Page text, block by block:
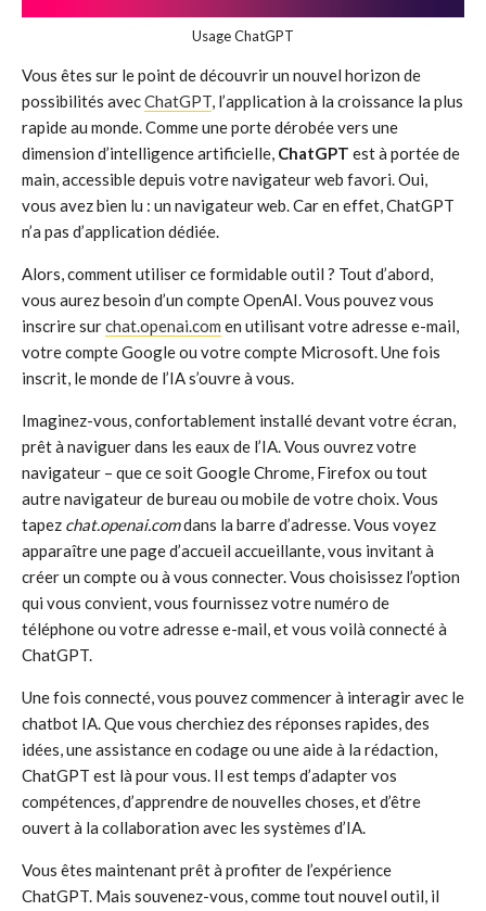
Usage ChatGPT
Vous êtes sur le point de découvrir un nouvel horizon de
possibilités avecChatGPT , l’application à la croissance la plus
rapide au monde. Comme une porte dérobée vers une
dimension d’intelligence artificielle, ChatGPT est à portée de
main, accessible depuis votre navigateur web favori. Oui,
vous avez bien lu : un navigateur web. Car en effet, ChatGPT
n’a pas d’application dédiée.
Alors, comment utiliser ce formidable outil ? Tout d’abord,
vous aurez besoin d’un compte OpenAI. Vous pouvez vous
inscrire surchat.openai.com en utilisant votre adresse e-mail,
votre compte Google ou votre compte Microsoft. Une fois
inscrit, le monde de l’IA s’ouvre à vous.
Imaginez-vous, confortablement installé devant votre écran,
prêt à naviguer dans les eaux de l’IA. Vous ouvrez votre
navigateur – que ce soit Google Chrome, Firefox ou tout
autre navigateur de bureau ou mobile de votre choix. Vous
tapez chat.openai.comdans la barre d’adresse. Vous voyez
apparaître une page d’accueil accueillante, vous invitant à
créer un compte ou à vous connecter. Vous choisissez l’option
qui vous convient, vous fournissez votre numéro de
téléphone ou votre adresse e-mail, et vous voilà connecté à
ChatGPT.
Une fois connecté, vous pouvez commencer à interagir avec le
chatbot IA. Que vous cherchiez des réponses rapides, des
idées, une assistance en codage ou une aide à la rédaction,
ChatGPT est là pour vous. Il est temps d’adapter vos
compétences, d’apprendre de nouvelles choses, et d’être
ouvert à la collaboration avec les systèmes d’IA.
Vous êtes maintenant prêt à profiter de l’expérience
ChatGPT. Mais souvenez-vous, comme tout nouvel outil, il